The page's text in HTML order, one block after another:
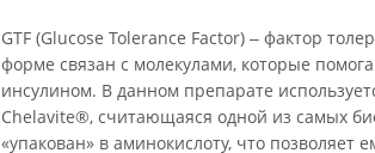
GTF (Glucose Tolerance Factor) ‒ фактор
форме связан с молекулами, которые
инсулином. В данном препарате
Chelavite®, считающаяся одной из самых
«упакован» в аминокислоту, что